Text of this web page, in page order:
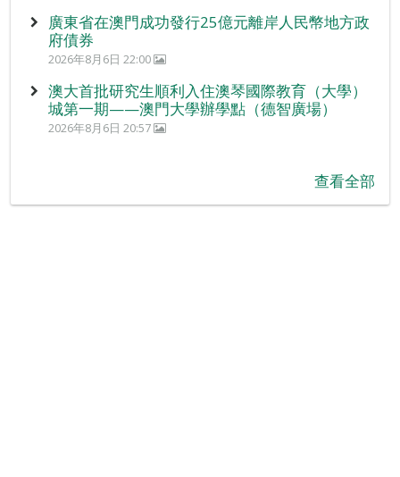
廣東省在澳門成功發行25億元離岸人民幣地方政
府債券
2026年8月6日 22:00
澳大首批研究生順利入住澳琴國際教育（大學）
城第一期——澳門大學辦學點（德智廣場）
2026年8月6日 20:57
查看全部